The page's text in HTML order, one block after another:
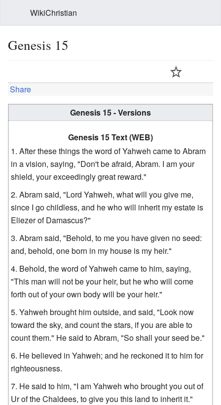
WikiChristian
Genesis 15
Share
Genesis 15 - Versions
Genesis 15 Text (WEB)
After these things the word of Yahweh came to Abram
in a vision, saying, "Don't be afraid, Abram. I am your
shield, your exceedingly great reward."
Abram said, "Lord Yahweh, what will you give me,
since I go childless, and he who will inherit my estate is
Eliezer of Damascus?"
Abram said, "Behold, to me you have given no seed:
and, behold, one born in my house is my heir."
Behold, the word of Yahweh came to him, saying,
"This man will not be your heir, but he who will come
forth out of your own body will be your heir."
Yahweh brought him outside, and said, "Look now
toward the sky, and count the stars, if you are able to
count them." He said to Abram, "So shall your seed be."
He believed in Yahweh; and he reckoned it to him for
righteousness.
He said to him, "I am Yahweh who brought you out of
Ur of the Chaldees, to give you this land to inherit it."